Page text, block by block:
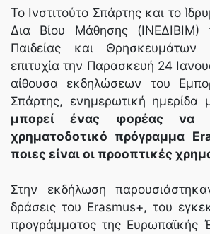
Το Ινστιτούτο Σπάρτης και το
Δια Βίου Μάθησης (ΙΝΕΔΙΒΙΜ)
Παιδείας και Θρησκευμάτων
επιτυχία την Παρασκευή 24
αίθουσα εκδηλώσεων του
Σπάρτης, ενημερωτική ημερίδα
μπορεί ένας φορέας να
χρηματοδοτικό πρόγραμμα
ποιες είναι οι προοπτικές
Στην εκδήλωση
δράσεις του Erasmus+, του
προγράμματος της Ευρωπαϊκής